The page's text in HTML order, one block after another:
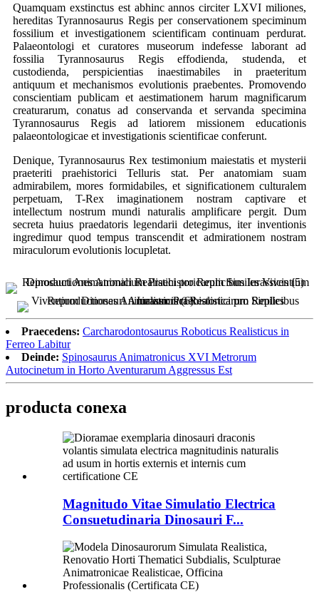
Quamquam exstinctus est abhinc annos circiter LXVI miliones,
hereditas Tyrannosaurus Regis per conservationem speciminum
fossilium et investigationem scientificam continuam perdurat.
Palaeontologi et curatores museorum indefesse laborant ad
fossilia Tyrannosaurus Regis effodienda, studenda, et
custodienda, perspicientias inaestimabiles in praeteritum
antiquum et mechanismos evolutionis praebentes. Promovendo
conscientiam publicam et aestimationem harum magnificarum
creaturarum, conatus ad conservanda et servanda specimina
Tyrannosaurus Regis ad latiorem missionem educationis
palaeontologicae et investigationis scientificae conferunt.
Denique, Tyrannosaurus Rex testimonium maiestatis et mysterii
praeteriti praehistorici Telluris stat. Per anatomiam suam
admirabilem, mores formidabiles, et significationem culturalem
perpetuam, T-Rex imaginationem nostram captivare et
intellectum nostrum mundi naturalis amplificare pergit. Dum
secreta huius praedatoris legendarii detegimus, iter inventionis
ingredimur quod tempus transcendit et admirationem nostram
miraculorum evolutionis locupletat.
Praecedens: Carcharodontosaurus Roboticus Realisticus in
Ferreo Labitur
Deinde: Spinosaurus Animatronicus XVI Metrorum
Autocinetum in Horto Aventurarum Aggressus Est
producta conexa
Magnitudo Vitae Simulatio Electrica
Consuetudinaria Dinosauri F...